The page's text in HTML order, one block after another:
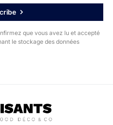
que vous avez lu et accepté
le stockage des données